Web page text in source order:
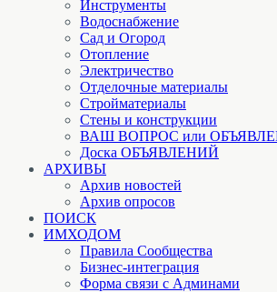
Инструменты
Водоснабжение
Сад и Огород
Отопление
Электричество
Отделочные материалы
Стройматериалы
Стены и конструкции
ВАШ ВОПРОС или
Доска ОБЪЯВЛЕНИЙ
АРХИВЫ
Архив новостей
Архив опросов
ПОИСК
ИМХОДОМ
Правила Сообщества
Бизнес-интеграция
Форма связи с Админами